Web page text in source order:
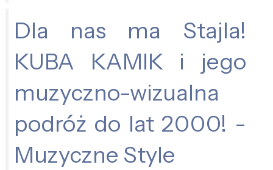
Dla nas ma Stajla!
KUBA KAMIK i jego
muzyczno-wizualna
podróż do lat 2000! -
Muzyczne Style